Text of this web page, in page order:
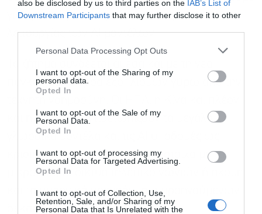
also be disclosed by us to third parties on the IAB’s List of
Downstream Participants that may further disclose it to other
Personal Data Processing Opt Outs
I want to opt-out of the Sharing of my
personal data.
Opted In
I want to opt-out of the Sale of my
Personal Data.
Opted In
I want to opt-out of processing my
Personal Data for Targeted Advertising.
Opted In
I want to opt-out of Collection, Use,
Retention, Sale, and/or Sharing of my
Personal Data that Is Unrelated with the
για κρατικές πιέσεις πάνω στον τρόπο
λειτουργίας των AI μοντέλων.
παγκόσμια κούρσα εξοπλισμών γύρω από την
και η Ευρώπη αντιμετωπίζουν τα μεγάλα
γλωσσικά μοντέλα και τις AI υποδομές ως
κρίσιμα στρατηγικά assets, αντίστοιχα με τα
μικροτσίπ, τα δίκτυα τηλεπικοινωνιών ή ακόμη
και τα πυρηνικά προγράμματα προηγούμενων
δεκαετιών.
Εγγραφή στο
και την πολιτική απορρήτου